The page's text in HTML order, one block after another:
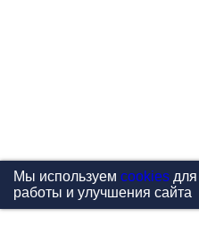
Мы используем cookiesдля
работы и улучшения сайта